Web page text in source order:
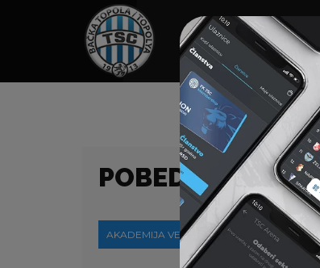
HOME
POBEDE NAŠIH
AKADEMIJA VESTI 13-09-2021